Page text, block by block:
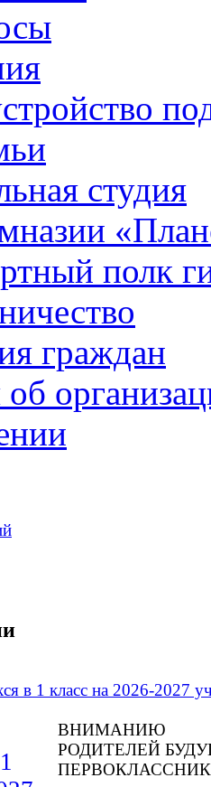
студия
полк
граждан
в 1 класс на 2026-2027
ВНИМАНИЮ
РОДИТЕЛЕЙ